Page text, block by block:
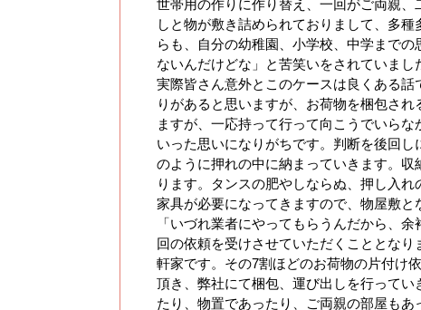
世帯用の作りに作り替え、一回がご両親
しと物が敷き詰められておりまして、多
らも、自分の幼稚園、小学校、中学まで
ないんだけどな」と苦笑いをされていまし
実際皆さん意外とこのケースは良くある
りがあると思いますが、お荷物を梱包さ
ますが、一応持って行って向こうでいら
いった思いになりがちです。判断を後回
のように押れの中に納まっていきます。
ります。タンスの肥やしならぬ、押し入
家具が必要になってきますので、物屋敷と
「いづれ業者にやってもらうんだから、
回の依頼を受けさせていただくこととな
軒家です。その7割ほどのお荷物の片付け
頂き、弊社にて梱包、運び出しを行って
たり、物置であったり、ご両親の部屋も